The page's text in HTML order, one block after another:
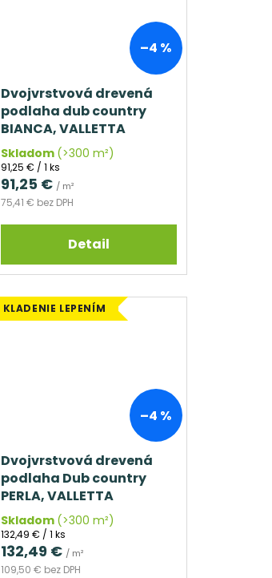
–4 %
Dvojvrstvová drevená
podlaha dub country
BIANCA, VALLETTA
Skladom (>300 m²)
75,41 € bez DPH
91,25 € / m²
Jednotková
cena:
91,25 € / 1 ks
Detail
KLADENIE LEPENÍM
–4 %
Dvojvrstvová drevená
podlaha Dub country
PERLA, VALLETTA
Skladom (>300 m²)
109,50 € bez DPH
132,49 € / m²
Jednotková
cena:
132,49 € / 1 ks